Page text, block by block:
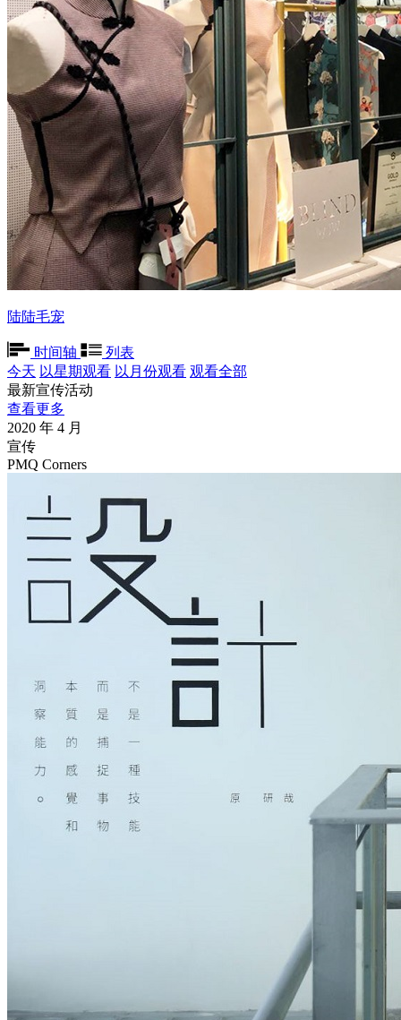
陆陆毛宠
时间轴
列表
今天 以星期观看 以月份观看 观看全部
最新宣传活动
查看更多
2020 年 4 月
宣传
PMQ Corners